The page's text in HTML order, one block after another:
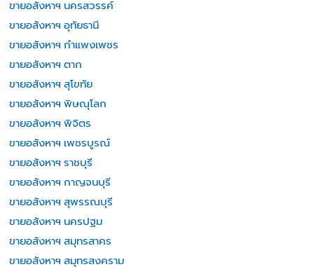
ขายอสังหาฯ นครสวรรค์
ขายอสังหาฯ อุทัยธานี
ขายอสังหาฯ กำแพงเพชร
ขายอสังหาฯ ตาก
ขายอสังหาฯ สุโขทัย
ขายอสังหาฯ พิษณุโลก
ขายอสังหาฯ พิจิตร
ขายอสังหาฯ เพชรบูรณ์
ขายอสังหาฯ ราชบุรี
ขายอสังหาฯ กาญจนบุรี
ขายอสังหาฯ สุพรรณบุรี
ขายอสังหาฯ นครปฐม
ขายอสังหาฯ สมุทรสาคร
ขายอสังหาฯ สมุทรสงคราม